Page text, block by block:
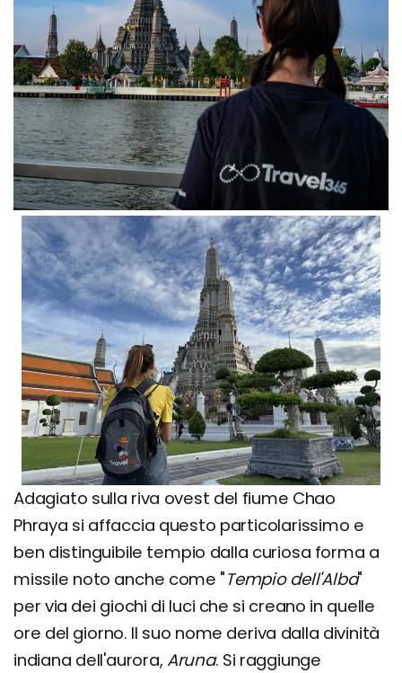
Adagiato sulla riva ovest del fiume Chao
Phraya si affaccia questo particolarissimo e
ben distinguibile tempio dalla curiosa forma a
missile noto anche come "Tempio dell'Alba"
per via dei giochi di luci che si creano in quelle
ore del giorno. Il suo nome deriva dalla divinità
indiana dell'aurora, Aruna. Si raggiunge